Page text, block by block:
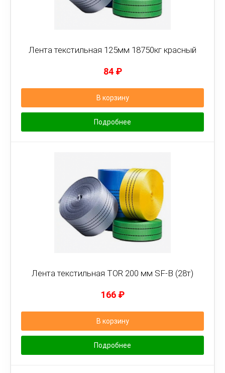
Лента текстильная 125мм 18750кг красный
84 ₽
В корзину
Подробнее
Лента текстильная TOR 200 мм SF-B (28т)
166 ₽
В корзину
Подробнее